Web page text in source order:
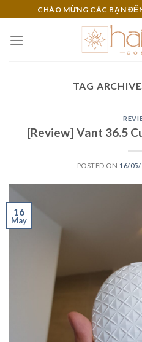
content
CHÀO MỪNG CÁC BẠN
TAG
[Review] Vant 36.5
POSTED ON 16/05/
16
May